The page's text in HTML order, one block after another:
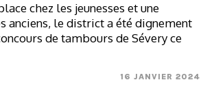
chez les jeunesses et une
anciens, le district a été dignement
de tambours de Sévery ce
16 JANVIER 2024